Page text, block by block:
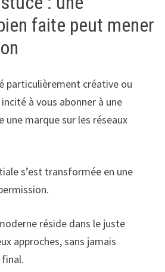
faite peut mener
particulièrement créative ou
à vous abonner à une
une marque sur les réseaux
s’est transformée en une
réside dans le juste
approches, sans jamais